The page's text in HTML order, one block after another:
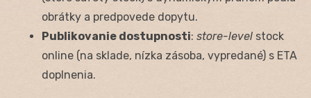
obrátky a predpovede dopytu.
Publikovanie dostupnosti: store-level stock
online (na sklade, nízka zásoba, vypredané) s ETA
doplnenia.